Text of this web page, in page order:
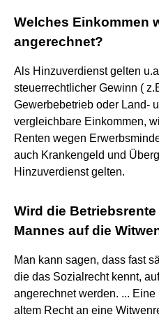
Welches Einkommen
angerechnet?
Als Hinzuverdienst gelten
steuerrechtlicher Gewinn (
Gewerbebetrieb oder Land-
vergleichbare Einkommen,
Renten wegen
auch Krankengeld und
Hinzuverdienst gelten.
Wird die
Mannes auf die
Man kann sagen, dass fast
die das Sozialrecht kennt,
angerechnet werden. ...
altem Recht an eine